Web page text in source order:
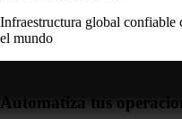
Infraestructura global
el mundo
Automatiza tus